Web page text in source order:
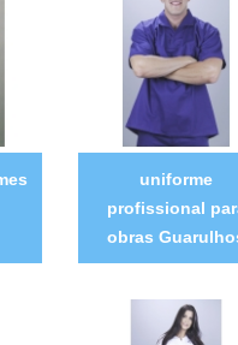
uniforme
profissional
obras